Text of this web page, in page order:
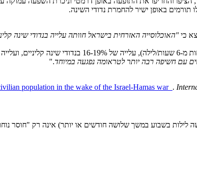
תורמים באופן ישיר להחמרת נדודי השינה.
כי "האוכלוסייה האזרחית בישראל חוותה עלייה בנדודי שינה
."
population in the wake of the Israel-Hamas war .
לילות בשבוע במשך שלושה חודשים או יותר) אינה רק